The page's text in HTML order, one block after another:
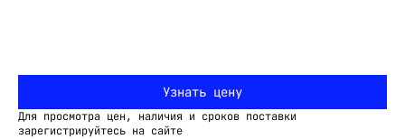
Контакты
Вход
Узнать цену
Для просмотра цен, наличия и сроков поставки
зарегистрируйтесь на сайте